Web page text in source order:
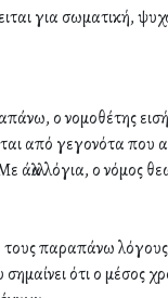
για σωματική,
ο νομοθέτης
από γεγονότα που
λόγια, ο νόμος
παραπάνω
ότι ο μέσος